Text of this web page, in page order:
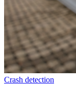
Crash detection